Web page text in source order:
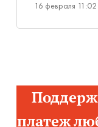
16 февраля 11:02
платеж